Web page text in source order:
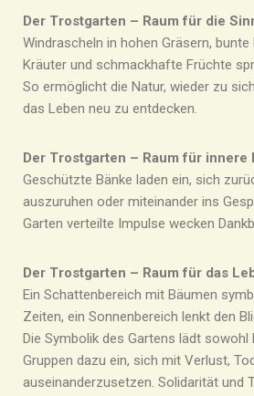
Der Trostgarten – Raum für die
Windrascheln in hohen Gräsern,
Kräuter und schmackhafte Früchte
So ermöglicht die Natur, wieder zu
das Leben neu zu entdecken.
Der Trostgarten – Raum für innere
Geschützte Bänke laden ein, sich
auszuruhen oder miteinander ins
Garten verteilte Impulse wecken
Der Trostgarten – Raum für das
Ein Schattenbereich mit Bäumen
Zeiten, ein Sonnenbereich lenkt den
Die Symbolik des Gartens lädt sowohl
Gruppen dazu ein, sich mit Verlust,
auseinanderzusetzen. Solidarität und